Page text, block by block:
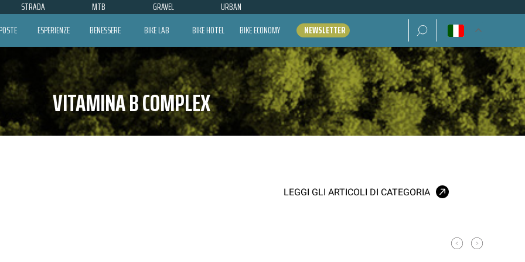
STRADA MTB GRAVEL URBAN
ESPERIENZE BENESSERE BIKE LAB BIKE HOTEL BIKE ECONOMY NEWSLETTER Ricerca per:
VITAMINA B COMPLEX
LEGGI GLI ARTICOLI DI CATEGORIA